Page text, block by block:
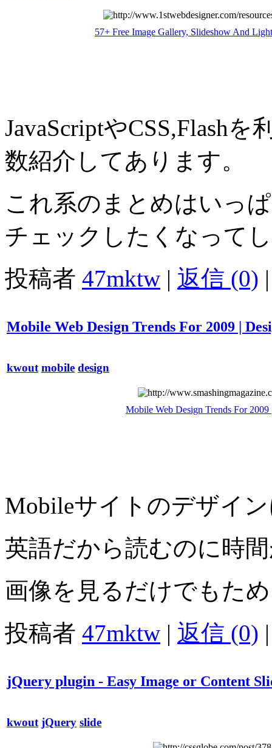
57+ Free Image Gallery, Slideshow And
JavaScriptやCSS,Flash
数紹介してあります。
これ系のまとめはいっ
チェックしたくなって
投稿者 47mktw | 返信 (0)
Mobile Web Design Trends For 2009 |
kwout mobile design
Mobile Web Design Trends For 2009
Mobileサイトのデザイ
英語だから読むのに時
画像を見るだけでもた
投稿者 47mktw | 返信 (0)
jQuery plugin - Easy Image or Content
kwout jQuery slide